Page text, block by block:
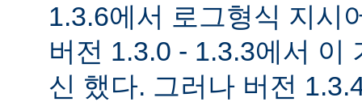
1.3.6에서 로그형식 지시
버전 1.3.0 - 1.3.3에서 이
신 했다. 그러나 버전